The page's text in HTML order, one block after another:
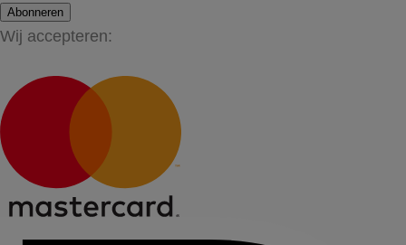
Abonneren
Wij accepteren: